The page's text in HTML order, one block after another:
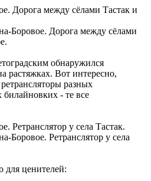
Боровое. Дорога между сёлами
обнаружился
растяжках. Вот интересно,
разных
- те все
Боровое. Ретранслятор у села
для ценителей: